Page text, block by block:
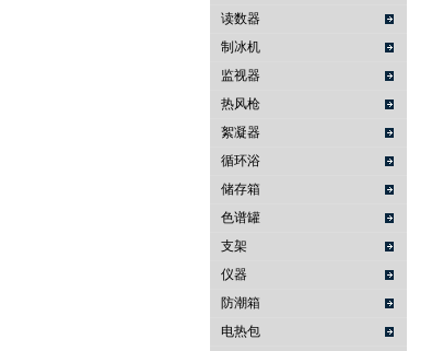
读数器
制冰机
监视器
热风枪
絮凝器
循环浴
储存箱
色谱罐
支架
仪器
防潮箱
电热包